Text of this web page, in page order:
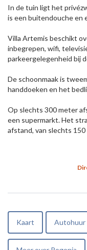
In de tuin ligt het
is een buitendouche en
Villa Artemis beschikt
inbegrepen, wifi,
parkeergelegenheid bij
De schoonmaak is
handdoeken en het
Op slechts 300 meter
een supermarkt. Het
afstand, van slechts 150
Kaart Autohuur